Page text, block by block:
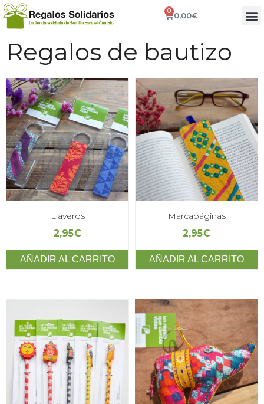
0,00€
0
Regalos de bautizo
Llaveros
2,95€
AÑADIR AL CARRITO
Marcapáginas
2,95€
AÑADIR AL CARRITO